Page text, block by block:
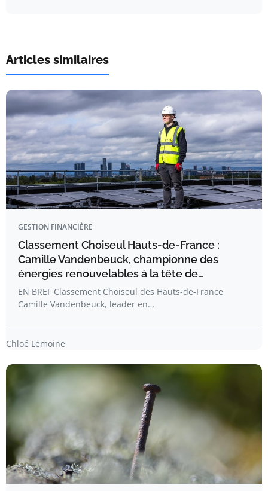
Articles similaires
GESTION FINANCIÈRE
Classement Choiseul Hauts-de-France :
Camille Vandenbeuck, championne des
énergies renouvelables à la tête de…
EN BREF Classement Choiseul des Hauts-de-France
Camille Vandenbeuck, leader en…
Chloé Lemoine